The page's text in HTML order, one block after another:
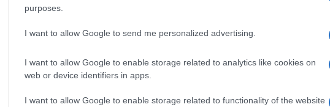
purposes.
I want to allow Google to send me personalized advertising.
I want to allow Google to enable storage related to analytics like cookies on
web or device identifiers in apps.
I want to allow Google to enable storage related to functionality of the website
τάξη για
ενημερώνουμε
εργασίες θα
μέχρι τις 9:15πμ.
17/11/2020 - 09:18